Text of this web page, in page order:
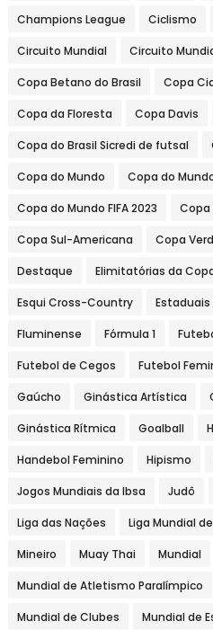
Champions League Ciclismo
Circuito Mundial Circuito
Copa Betano do Brasil Copa
Copa da Floresta Copa Davis
Copa do Brasil Sicredi de futsal
Copa do Mundo Copa do
Copa do Mundo FIFA 2023 Copa
Copa Sul-Americana Copa
Destaque Elimitatórias da
Esqui Cross-Country Estaduais
Fluminense Fórmula 1
Futebol de Cegos Futebol
Gaúcho Ginástica Artística
Ginástica Rítmica Goalball
Handebol Feminino Hipismo
Jogos Mundiais da Ibsa Judô
Liga das Nações Liga Mundial
Mineiro Muay Thai Mundial
Mundial de Atletismo Paralímpico
Mundial de Clubes Mundial de